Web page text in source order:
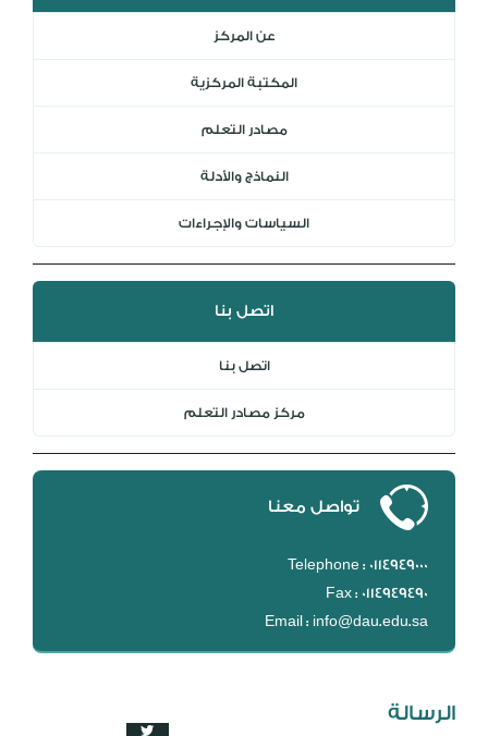
نظام التقييم السنوي
عن المركز
المكتبة المركزية
مصادر التعلم
النماذج والأدلة
السياسات والإجراءات
اتصل بنا
اتصل بنا
مركز مصادر التعلم
تواصل معنا
Telephone : 0114949000
Fax : 0114949490
Email : info@dau.edu.sa
الرسالة